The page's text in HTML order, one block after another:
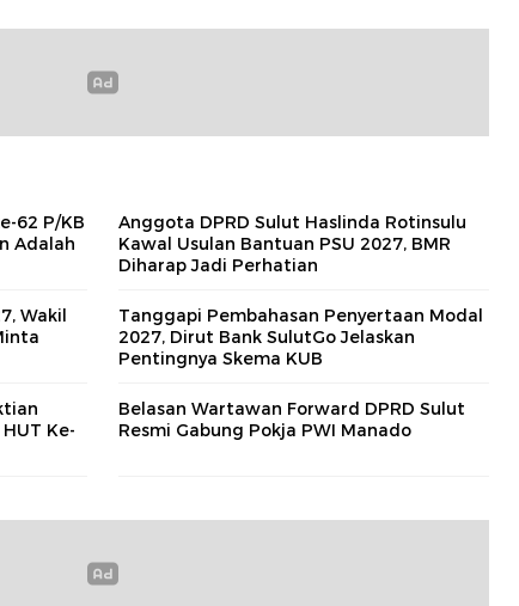
62 P/KB
Adalah
Anggota DPRD Sulut Haslinda Rotinsulu
Kawal Usulan Bantuan PSU 2027, BMR
Diharap Jadi Perhatian
Wakil
Tanggapi Pembahasan Penyertaan Modal
2027, Dirut Bank SulutGo Jelaskan
Pentingnya Skema KUB
Ke-
Belasan Wartawan Forward DPRD Sulut
Resmi Gabung Pokja PWI Manado